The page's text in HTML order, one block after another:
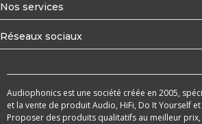
Nos services
Réseaux sociaux
Audiophonics est une société créée en 2005,
et la vente de produit Audio, HiFi, Do It Yourself
Proposer des produits qualitatifs au meilleur